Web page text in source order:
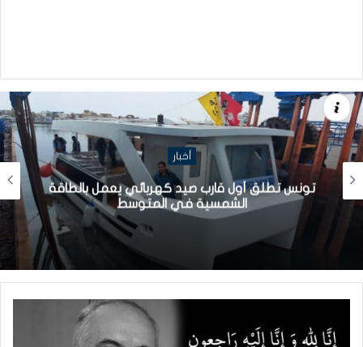
أخبار
تونس تطلق أول قارب صيد كهربائي يعمل بالطاقة
الشمسية في المتوسط